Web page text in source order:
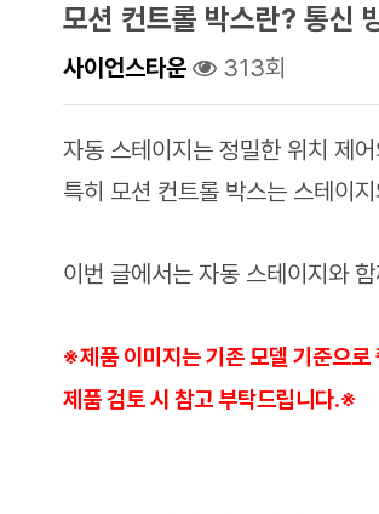
모션 컨트롤 박스란? 통신
사이언스타운 313회
자동 스테이지는 정밀한 위치 제
특히 모션 컨트롤 박스는 스테이
이번 글에서는 자동 스테이지와
※제품 이미지는 기존 모델 기준으
제품 검토 시 참고 부탁드립니다.※